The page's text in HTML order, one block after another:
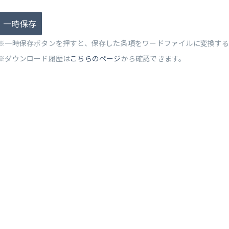
一時保存
一時保存ボタンを押すと、保存した条項をワードファイルに変換する
ダウンロード履歴はこちらのページから確認できます。